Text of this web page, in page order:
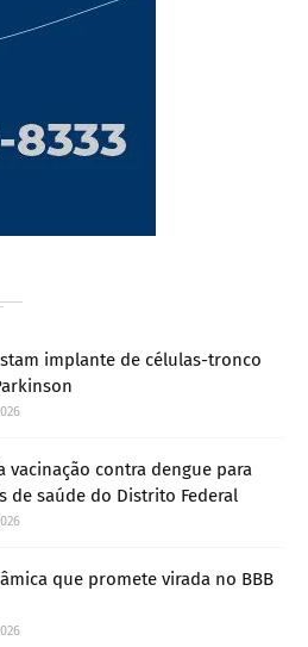
implante de células-tronco
vacinação contra dengue para
de saúde do Distrito Federal
que promete virada no BBB